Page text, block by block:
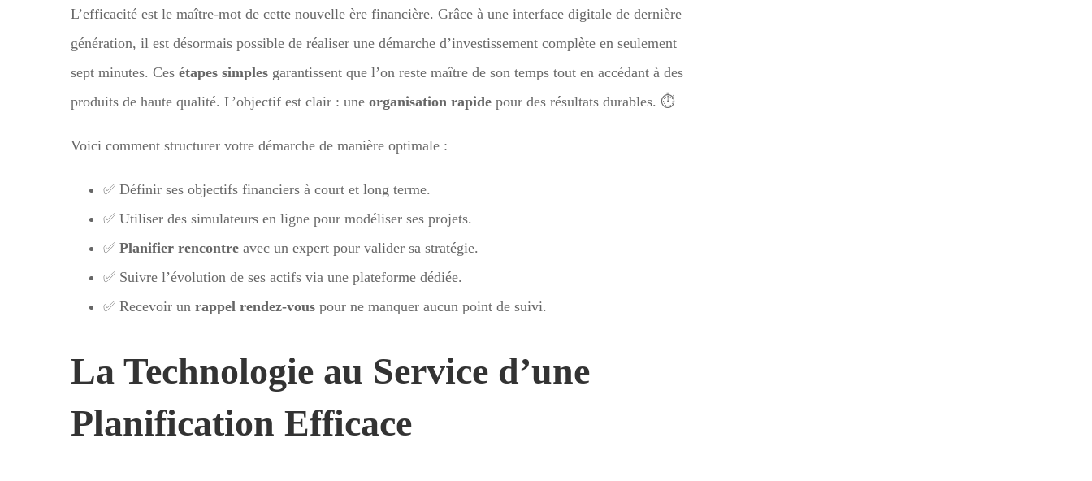
L’efficacité est le maître-mot de cette nouvelle ère financière. Grâce à une interface digitale de dernière
génération, il est désormais possible de réaliser une démarche d’investissement complète en seulement
sept minutes. Ces étapes simples garantissent que l’on reste maître de son temps tout en accédant à des
produits de haute qualité. L’objectif est clair : une organisation rapide pour des résultats durables. ⏱️
Voici comment structurer votre démarche de manière optimale :
✅ Définir ses objectifs financiers à court et long terme.
✅ Utiliser des simulateurs en ligne pour modéliser ses projets.
✅ Planifier rencontre avec un expert pour valider sa stratégie.
✅ Suivre l’évolution de ses actifs via une plateforme dédiée.
✅ Recevoir un rappel rendez-vous pour ne manquer aucun point de suivi.
La Technologie au Service d’une
Planification Efficace